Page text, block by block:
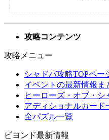
攻略コンテンツ
攻略メニュー
シャドバ攻略TOPペー
イベントの最新情報ま
ヒーローズ・オブ・
アディショナルカード
全パズル一覧
ビヨンド最新情報